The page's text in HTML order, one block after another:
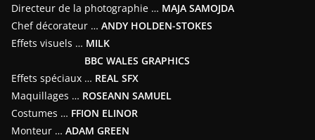
Directeur de la photographie … MAJA SAMOJDA
Chef décorateur … ANDY HOLDEN-STOKES
Effets visuels … MILK
BBC WALES GRAPHICS
Effets spéciaux … REAL SFX
Maquillages … ROSEANN SAMUEL
Costumes … FFION ELINOR
Monteur … ADAM GREEN